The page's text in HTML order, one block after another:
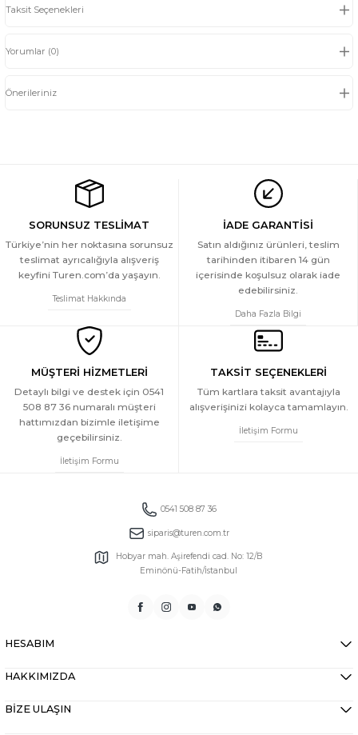
Taksit Seçenekleri
Yorumlar (0)
Önerileriniz
SORUNSUZ TESLİMAT
Türkiye’nin her noktasına sorunsuz
teslimat ayrıcalığıyla alışveriş
keyfini Turen.com’da yaşayın.
Teslimat Hakkında
İADE GARANTİSİ
Satın aldığınız ürünleri, teslim
tarihinden itibaren 14 gün
içerisinde koşulsuz olarak iade
edebilirsiniz.
Daha Fazla Bilgi
MÜŞTERİ HİZMETLERİ
Detaylı bilgi ve destek için 0541
508 87 36 numaralı müşteri
hattımızdan bizimle iletişime
geçebilirsiniz.
İletişim Formu
TAKSİT SEÇENEKLERİ
Tüm kartlara taksit avantajıyla
alışverişinizi kolayca tamamlayın.
İletişim Formu
0541 508 87 36
siparis@turen.com.tr
Hobyar mah. Aşirefendi cad. No: 12/B
Eminönü-Fatih/İstanbul
HESABIM
HAKKIMIZDA
BİZE ULAŞIN